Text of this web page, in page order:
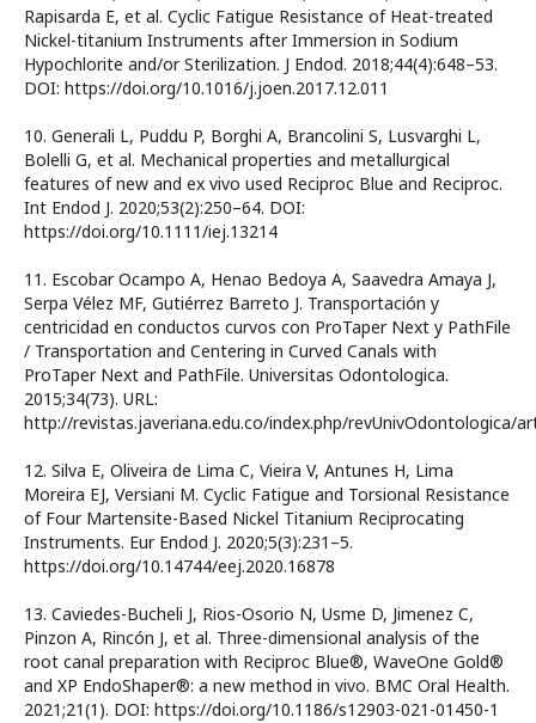
Rapisarda E, et al. Cyclic Fatigue Resistance of Heat-treated
Nickel-titanium Instruments after Immersion in Sodium
Hypochlorite and/or Sterilization. J Endod. 2018;44(4):648–53.
DOI: https://doi.org/10.1016/j.joen.2017.12.011
10. Generali L, Puddu P, Borghi A, Brancolini S, Lusvarghi L,
Bolelli G, et al. Mechanical properties and metallurgical
features of new and ex vivo used Reciproc Blue and Reciproc.
Int Endod J. 2020;53(2):250–64. DOI:
https://doi.org/10.1111/iej.13214
11. Escobar Ocampo A, Henao Bedoya A, Saavedra Amaya J,
Serpa Vélez MF, Gutiérrez Barreto J. Transportación y
centricidad en conductos curvos con ProTaper Next y PathFile
/ Transportation and Centering in Curved Canals with
ProTaper Next and PathFile. Universitas Odontologica.
2015;34(73). URL:
http://revistas.javeriana.edu.co/index.php/revUnivOdontologica/
12. Silva E, Oliveira de Lima C, Vieira V, Antunes H, Lima
Moreira EJ, Versiani M. Cyclic Fatigue and Torsional Resistance
of Four Martensite-Based Nickel Titanium Reciprocating
Instruments. Eur Endod J. 2020;5(3):231–5.
https://doi.org/10.14744/eej.2020.16878
13. Caviedes-Bucheli J, Rios-Osorio N, Usme D, Jimenez C,
Pinzon A, Rincón J, et al. Three-dimensional analysis of the
root canal preparation with Reciproc Blue®, WaveOne Gold®
and XP EndoShaper®: a new method in vivo. BMC Oral Health.
2021;21(1). DOI: https://doi.org/10.1186/s12903-021-01450-1